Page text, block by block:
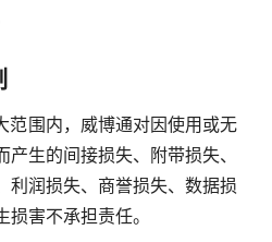
范围内，威博通对因使用或无
生的间接损失、附带损失、
利润损失、商誉损失、数据损
害不承担责任。